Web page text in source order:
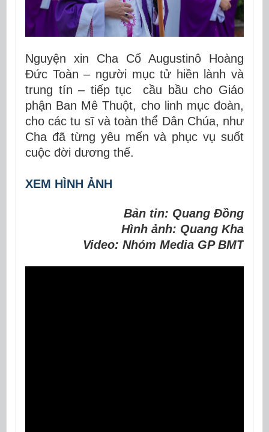
Nguyện xin Cha Cố Augustinô Hoàng
Đức Toàn – người mục tử hiền lành và
trung tín – tiếp tục cầu bầu cho Giáo
phận Ban Mê Thuột, cho linh mục đoàn,
cho các tu sĩ và toàn thể Dân Chúa, như
Cha đã từng yêu mến và phục vụ suốt
cuộc đời dương thế.
XEM HÌNH ẢNH
Bản tin: Quang Đồng
Hình ảnh: Quang Kha
Video: Nhóm Media GP BMT